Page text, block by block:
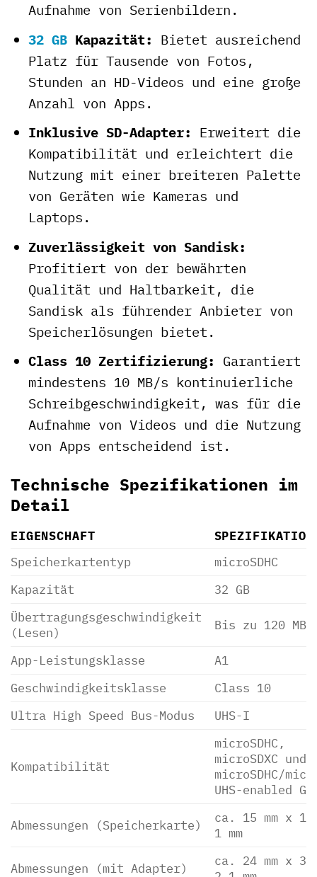
Aufnahme von Serienbildern.
32 GBKapazität: Bietet ausreichend
Platz für Tausende von Fotos,
Stunden an HD-Videos und eine große
Anzahl von Apps.
Inklusive SD-Adapter: Erweitert die
Kompatibilität und erleichtert die
Nutzung mit einer breiteren Palette
von Geräten wie Kameras und
Laptops.
Zuverlässigkeit von Sandisk:
Profitiert von der bewährten
Qualität und Haltbarkeit, die
Sandisk als führender Anbieter von
Speicherlösungen bietet.
Class 10 Zertifizierung: Garantiert
mindestens 10 MB/s kontinuierliche
Schreibgeschwindigkeit, was für die
Aufnahme von Videos und die Nutzung
von Apps entscheidend ist.
Technische Spezifikationen im
Detail
EIGENSCHAFT
SPEZIFIKATION
Speicherkartentyp
microSDHC
Kapazität
32 GB
Übertragungsgeschwindigkeit
(Lesen)
Bis zu 120 MB/
App-Leistungsklasse
A1
Geschwindigkeitsklasse
Class 10
Ultra High Speed Bus-Modus
UHS-I
Kompatibilität
microSDHC,
microSDXC und
microSDHC/
UHS-enabled
Abmessungen (Speicherkarte)
ca. 15 mm x 11
1 mm
Abmessungen (mit Adapter)
ca. 24 mm x 32